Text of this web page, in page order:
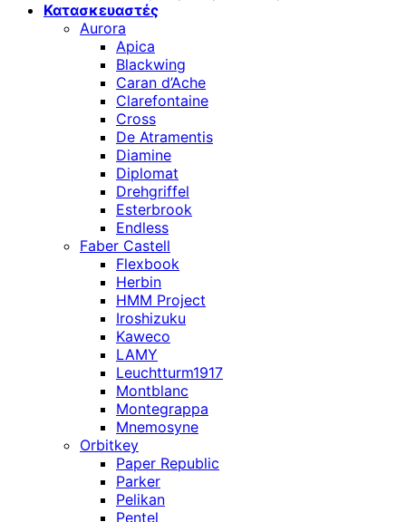
Κατασκευαστές
Aurora
Apica
Blackwing
Caran d’Ache
Clarefontaine
Cross
De Atramentis
Diamine
Diplomat
Drehgriffel
Esterbrook
Endless
Faber Castell
Flexbook
Herbin
HMM Project
Iroshizuku
Kaweco
LAMY
Leuchtturm1917
Montblanc
Montegrappa
Mnemosyne
Orbitkey
Paper Republic
Parker
Pelikan
Pentel